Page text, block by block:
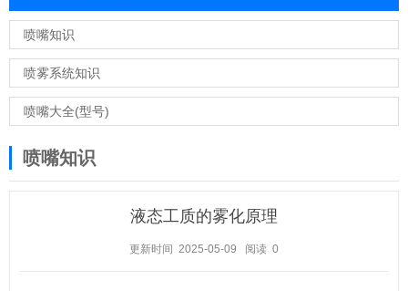
喷嘴知识
喷雾系统知识
喷嘴大全(型号)
喷嘴知识
液态工质的雾化原理
更新时间 2025-05-09 阅读 0